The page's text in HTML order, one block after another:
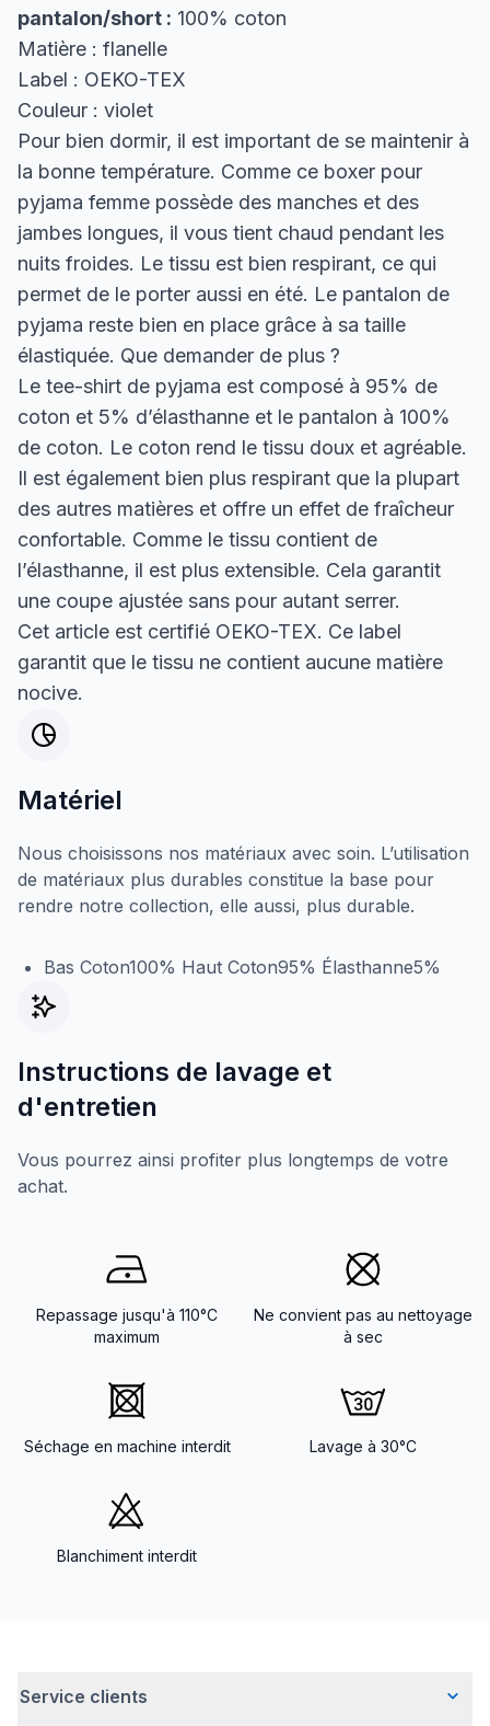
pantalon/short : 100% coton
Matière : flanelle
Label : OEKO-TEX
Couleur : violet
Pour bien dormir, il est important de se maintenir à
la bonne température. Comme ce boxer pour
pyjama femme possède des manches et des
jambes longues, il vous tient chaud pendant les
nuits froides. Le tissu est bien respirant, ce qui
permet de le porter aussi en été. Le pantalon de
pyjama reste bien en place grâce à sa taille
élastiquée. Que demander de plus ?
Le tee-shirt de pyjama est composé à 95% de
coton et 5% d’élasthanne et le pantalon à 100%
de coton. Le coton rend le tissu doux et agréable.
Il est également bien plus respirant que la plupart
des autres matières et offre un effet de fraîcheur
confortable. Comme le tissu contient de
l’élasthanne, il est plus extensible. Cela garantit
une coupe ajustée sans pour autant serrer.
Cet article est certifié OEKO-TEX. Ce label
garantit que le tissu ne contient aucune matière
nocive.
Matériel
Nous choisissons nos matériaux avec soin. L’utilisation
de matériaux plus durables constitue la base pour
rendre notre collection, elle aussi, plus durable.
Bas Coton100% Haut Coton95% Élasthanne5%
Instructions de lavage et
d'entretien
Vous pourrez ainsi profiter plus longtemps de votre
achat.
Repassage jusqu'à 110°C
maximum
Ne convient pas au nettoyage
à sec
Séchage en machine interdit Lavage à 30°C
Blanchiment interdit
Service clients